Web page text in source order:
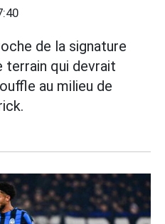
de la signature
terrain qui devrait
au milieu de